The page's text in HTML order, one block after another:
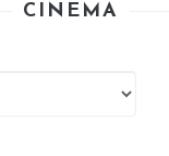
CINEMA